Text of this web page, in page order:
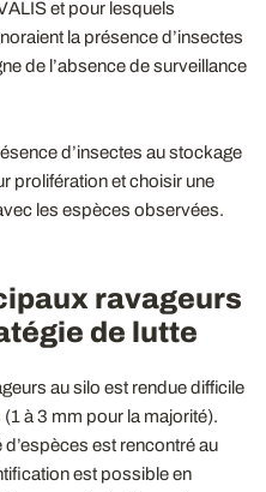
et pour lesquels
la présence d’insectes
de l’absence de surveillance
d’insectes au stockage
prolifération et choisir une
les espèces observées.
ravageurs
de lutte
au silo est rendue difficile
à 3 mm pour la majorité).
est rencontré au
est possible en